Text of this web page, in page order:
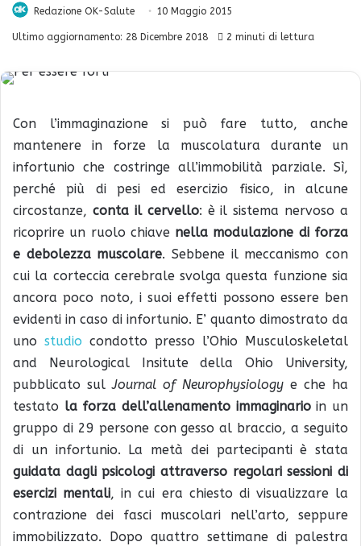
Redazione OK-Salute 10 Maggio 2015
Ultimo aggiornamento: 28 Dicembre 2018 2 minuti di lettura
Con l’immaginazione si può fare tutto, anche
mantenere in forze la muscolatura durante un
infortunio che costringe all’immobilità parziale. Sì,
perché più di pesi ed esercizio fisico, in alcune
circostanze, conta il cervello: è il sistema nervoso a
ricoprire un ruolo chiave nella modulazione di forza
e debolezza muscolare. Sebbene il meccanismo con
cui la corteccia cerebrale svolga questa funzione sia
ancora poco noto, i suoi effetti possono essere ben
evidenti in caso di infortunio. E’ quanto dimostrato da
uno studio condotto presso l’Ohio Musculoskeletal
and Neurological Insitute della Ohio University,
pubblicato sulJournal of Neurophysiology e che ha
testato la forza dell’allenamento immaginarioin un
gruppo di 29 persone con gesso al braccio, a seguito
di un infortunio. La metà dei partecipanti è stata
guidata dagli psicologi attraverso regolari sessioni di
esercizi mentali, in cui era chiesto di visualizzare la
contrazione dei fasci muscolari nell’arto, seppure
immobilizzato. Dopo quattro settimane di palestra